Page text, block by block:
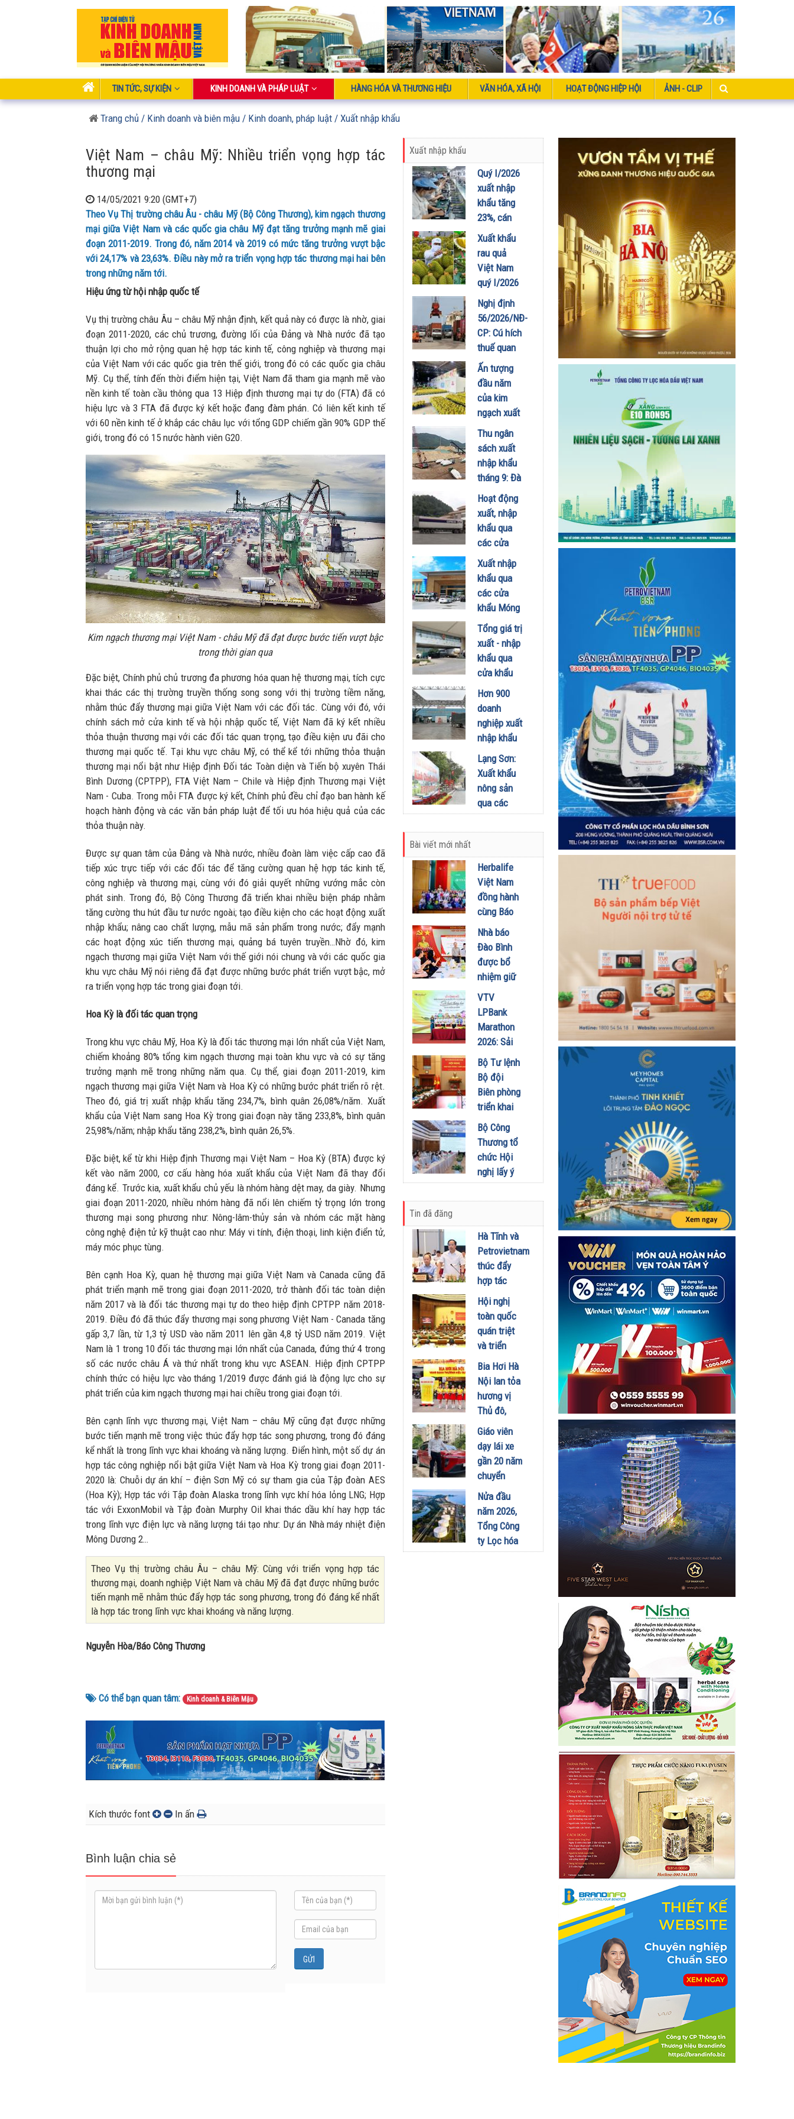
TIN TỨC, SỰ KIỆN KINH DOANH VÀ PHÁP LUẬT HÀNG HÓA VÀ THƯƠNG HIỆU VĂN HÓA, XÃ HỘI HOẠT ĐỘNG HIỆP HỘI ẢNH - CLIP
Trang chủ / Kinh doanh và biên mậu / Kinh doanh, pháp luật / Xuất nhập khẩu
Việt Nam – châu Mỹ: Nhiều triển vọng hợp tác
thương mại
14/05/2021 9:20 (GMT+7)
Theo Vụ Thị trường châu Âu - châu Mỹ (Bộ Công Thương), kim ngạch thương
mại giữa Việt Nam và các quốc gia châu Mỹ đạt tăng trưởng mạnh mẽ giai
đoạn 2011-2019. Trong đó, năm 2014 và 2019 có mức tăng trưởng vượt bậc
với 24,17% và 23,63%. Điều này mở ra triển vọng hợp tác thương mại hai bên
trong những năm tới.
Hiệu ứng từ hội nhập quốc tế
Vụ thị trường châu Âu – châu Mỹ nhận định, kết quả này có được là nhờ, giai
đoạn 2011-2020, các chủ trương, đường lối của Đảng và Nhà nước đã tạo
thuận lợi cho mở rộng quan hệ hợp tác kinh tế, công nghiệp và thương mại
của Việt Nam với các quốc gia trên thế giới, trong đó có các quốc gia châu
Mỹ. Cụ thể, tính đến thời điểm hiện tại, Việt Nam đã tham gia mạnh mẽ vào
nền kinh tế toàn cầu thông qua 13 Hiệp định thương mại tự do (FTA) đã có
hiệu lực và 3 FTA đã được ký kết hoặc đang đàm phán. Có liên kết kinh tế
với 60 nền kinh tế ở khắp các châu lục với tổng GDP chiếm gần 90% GDP thế
giới, trong đó có 15 nước hành viên G20.
Kim ngạch thương mại Việt Nam - châu Mỹ đã đạt được bước tiến vượt bậc
trong thời gian qua
Đặc biệt, Chính phủ chủ trương đa phương hóa quan hệ thương mại, tích cực
khai thác các thị trường truyền thống song song với thị trường tiềm năng,
nhằm thúc đẩy thương mại giữa Việt Nam với các đối tác. Cùng với đó, với
chính sách mở cửa kinh tế và hội nhập quốc tế, Việt Nam đã ký kết nhiều
thỏa thuận thương mại với các đối tác quan trọng, tạo điều kiện ưu đãi cho
thương mại quốc tế. Tại khu vực châu Mỹ, có thể kể tới những thỏa thuận
thương mại nổi bật như Hiệp định Đối tác Toàn diện và Tiến bộ xuyên Thái
Bình Dương (CPTPP), FTA Việt Nam – Chile và Hiệp định Thương mại Việt
Nam - Cuba. Trong mỗi FTA được ký kết, Chính phủ đều chỉ đạo ban hành kế
hoạch hành động và các văn bản pháp luật để tối ưu hóa hiệu quả của các
thỏa thuận này.
Được sự quan tâm của Đảng và Nhà nước, nhiều đoàn làm việc cấp cao đã
tiếp xúc trực tiếp với các đối tác để tăng cường quan hệ hợp tác kinh tế,
công nghiệp và thương mại, cùng với đó giải quyết những vướng mắc còn
phát sinh. Trong đó, Bộ Công Thương đã triển khai nhiều biện pháp nhằm
tăng cường thu hút đầu tư nước ngoài; tạo điều kiện cho các hoạt động xuất
nhập khẩu; nâng cao chất lượng, mẫu mã sản phẩm trong nước; đẩy mạnh
các hoạt động xúc tiến thương mại, quảng bá tuyên truyền…Nhờ đó, kim
ngạch thương mại giữa Việt Nam với thế giới nói chung và với các quốc gia
khu vực châu Mỹ nói riêng đã đạt được những bước phát triển vượt bậc, mở
ra triển vọng hợp tác trong giai đoạn tới.
Hoa Kỳ là đối tác quan trọng
Trong khu vực châu Mỹ, Hoa Kỳ là đối tác thương mại lớn nhất của Việt Nam,
chiếm khoảng 80% tổng kim ngạch thương mại toàn khu vực và có sự tăng
trưởng mạnh mẽ trong những năm qua. Cụ thể, giai đoạn 2011-2019, kim
ngạch thương mại giữa Việt Nam và Hoa Kỳ có những bước phát triển rõ rệt.
Theo đó, giá trị xuất nhập khẩu tăng 234,7%, bình quân 26,08%/năm. Xuất
khẩu của Việt Nam sang Hoa Kỳ trong giai đoạn này tăng 233,8%, bình quân
25,98%/năm; nhập khẩu tăng 238,2%, bình quân 26,5%.
Đặc biệt, kể từ khi Hiệp định Thương mại Việt Nam – Hoa Kỳ (BTA) được ký
kết vào năm 2000, cơ cấu hàng hóa xuất khẩu của Việt Nam đã thay đổi
đáng kể. Trước kia, xuất khẩu chủ yếu là nhóm hàng dệt may, da giày. Nhưng
giai đoạn 2011-2020, nhiều nhóm hàng đã nổi lên chiếm tỷ trọng lớn trong
thương mại song phương như: Nông-lâm-thủy sản và nhóm các mặt hàng
công nghệ điện tử kỹ thuật cao như: Máy vi tính, điện thoại, linh kiện điển tử,
máy móc phục tùng.
Bên cạnh Hoa Kỳ, quan hệ thương mại giữa Việt Nam và Canada cũng đã
phát triển mạnh mẽ trong giai đoạn 2011-2020, trở thành đối tác toàn diện
năm 2017 và là đối tác thương mại tự do theo hiệp định CPTPP năm 2018-
2019. Điều đó đã thúc đẩy thương mại song phương Việt Nam - Canada tăng
gấp 3,7 lần, từ 1,3 tỷ USD vào năm 2011 lên gần 4,8 tỷ USD năm 2019. Việt
Nam là 1 trong 10 đối tác thương mại lớn nhất của Canada, đứng thứ 4 trong
số các nước châu Á và thứ nhất trong khu vực ASEAN. Hiệp định CPTPP
chính thức có hiệu lực vào tháng 1/2019 được đánh giá là động lực cho sự
phát triển của kim ngạch thương mại hai chiều trong giai đoạn tới.
Bên cạnh lĩnh vực thương mại, Việt Nam – châu Mỹ cũng đạt được những
bước tiến mạnh mẽ trong việc thúc đẩy hợp tác song phương, trong đó đáng
kể nhất là trong lĩnh vực khai khoáng và năng lượng. Điển hình, một số dự án
hợp tác công nghiệp nổi bật giữa Việt Nam và Hoa Kỳ trong giai đoạn 2011-
2020 là: Chuỗi dự án khí – điện Sơn Mỹ có sự tham gia của Tập đoàn AES
(Hoa Kỳ); Hợp tác với Tập đoàn Alaska trong lĩnh vực khí hóa lỏng LNG; Hợp
tác với ExxonMobil và Tập đoàn Murphy Oil khai thác dầu khí hay hợp tác
trong lĩnh vực điện lực và năng lượng tái tạo như: Dự án Nhà máy nhiệt điện
Mông Dương 2…
Theo Vụ thị trường châu Âu – châu Mỹ: Cùng với triển vọng hợp tác
thương mại, doanh nghiệp Việt Nam và châu Mỹ đã đạt được những bước
tiến mạnh mẽ nhằm thúc đẩy hợp tác song phương, trong đó đáng kể nhất
là hợp tác trong lĩnh vực khai khoáng và năng lượng.
Nguyễn Hòa/Báo Công Thương
Có thể bạn quan tâm: Kinh doanh & Biên Mậu
Kích thước font In ấn
Bình luận chia sẻ
Xuất nhập khẩu
Quý I/2026
xuất nhập
khẩu tăng
23%, cán
cân thương
mại đảo
chiều sang
nhập siêu
Xuất khẩu
rau quả
Việt Nam
quý I/2026
tăng
trưởng
mạnh, sầu
riêng tiếp
tục thống
lĩnh thị
trường
02/04/2026
Nghị định
56/2026/NĐ-
CP: Cú hích
thuế quan
mới cho
thương mại
biên mậu
Việt Nam –
Campuchia
23/02/2026
Ấn tượng
đầu năm
của kim
ngạch xuất
khẩu rau
quả
02/02/2026
Thu ngân
sách xuất
nhập khẩu
tháng 9: Đà
tăng
trưởng
chững lại,
biên mậu
động gián
tiếp
13/10/2025
Hoạt động
xuất, nhập
khẩu qua
các cửa
khẩu Lạng
Sơn tăng
mạnh
09/10/2024
Xuất nhập
khẩu qua
các cửa
khẩu Móng
Cái tăng
11,4% so
với cùng kỳ
04/10/2024
Tổng giá trị
xuất - nhập
khẩu qua
cửa khẩu
Lào Cai đạt
gần 1,9 tỷ
USD
09/08/2024
Hơn 900
doanh
nghiệp xuất
nhập khẩu
qua cửa
khẩu Móng
Cái
30/07/2024
Lạng Sơn:
Xuất khẩu
nông sản
qua các
cửa khẩu
tăng mạnh
Bài viết mới nhất
Herbalife
Việt Nam
đồng hành
cùng Báo
Sức khỏe
và Đời
sống tổ
chức Cuộc
thi “Tôi
Khỏe Đẹp
Hơn” lần
thứ 5 để
khuyến
khích mọi
người trở
thành
phiên bản
chính mình
01/08/2026
Nhà báo
Đào Bình
được bổ
nhiệm giữ
chức Tổng
Biên tập
Tạp chí
Doanh
Đầu tư
01/08/2026
VTV
LPBank
Marathon
2026: Sải
bước qua
miền Di
sản, lan
tỏa giá trị
xanh
31/07/2026
Bộ Tư lệnh
Bộ đội
Biên phòng
triển khai
phương
hướng,
nhiệm vụ
trọng tâm
tháng
Bộ Công
Thương tổ
chức Hội
nghị lấy ý
kiến dự
thảo Nghị
kinh doanh
xăng dầu
29/07/2026
Tin đã đăng
Hà Tĩnh và
Petrovietnam
thúc đẩy
hợp tác
phát triển
trung tâm
công
nghiệp -
sinh thái
tại Vũng
Áng
29/07/2026
Hội nghị
toàn quốc
quán triệt
và triển
khai thực
hiện Nghị
quyết Hội
nghị Trung
29/07/2026
Bia Hơi Hà
Nội lan tỏa
hương vị
Thủ đô,
khuấy động
mùa hè tại
TP. Hồ Chí
Minh
Giáo viên
dạy lái xe
gần 20 năm
chuyển
sang dùng
Limo
Green: Tôi
đã hiểu vì
sao xe điện
Nửa đầu
năm 2026,
Tổng Công
ty Lọc hóa
dầu Việt